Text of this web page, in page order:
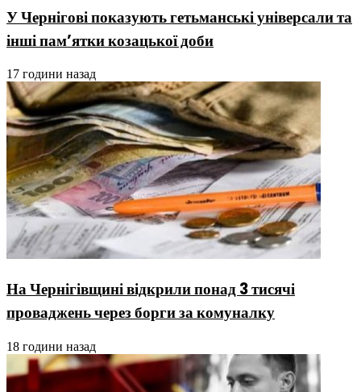
У Чернігові показують гетьманські універсали та
інші пам’ятки козацької доби
17 години назад
На Чернігівщині відкрили понад 3 тисячі
проваджень через борги за комуналку
18 години назад